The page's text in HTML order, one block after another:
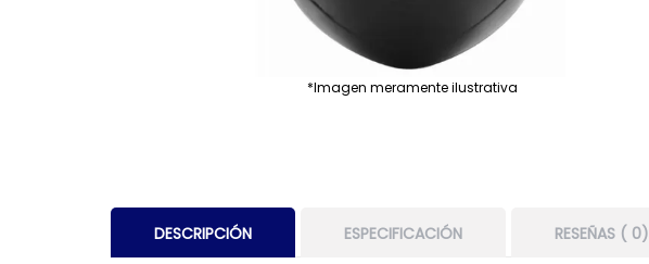
*Imagen meramente ilustrativa
DESCRIPCIÓN ESPECIFICACIÓN RESEÑAS ( 0)